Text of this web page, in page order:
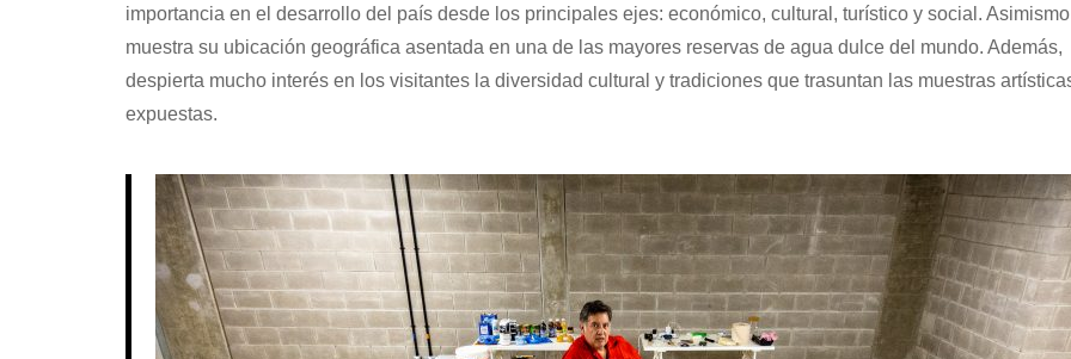
importancia en el desarrollo del país desde los principales ejes: económico, cultural, turístico y social.
muestra su ubicación geográfica asentada en una de las mayores reservas de agua dulce del mundo. Además,
despierta mucho interés en los visitantes la diversidad cultural y tradiciones que trasuntan las muestras
expuestas.